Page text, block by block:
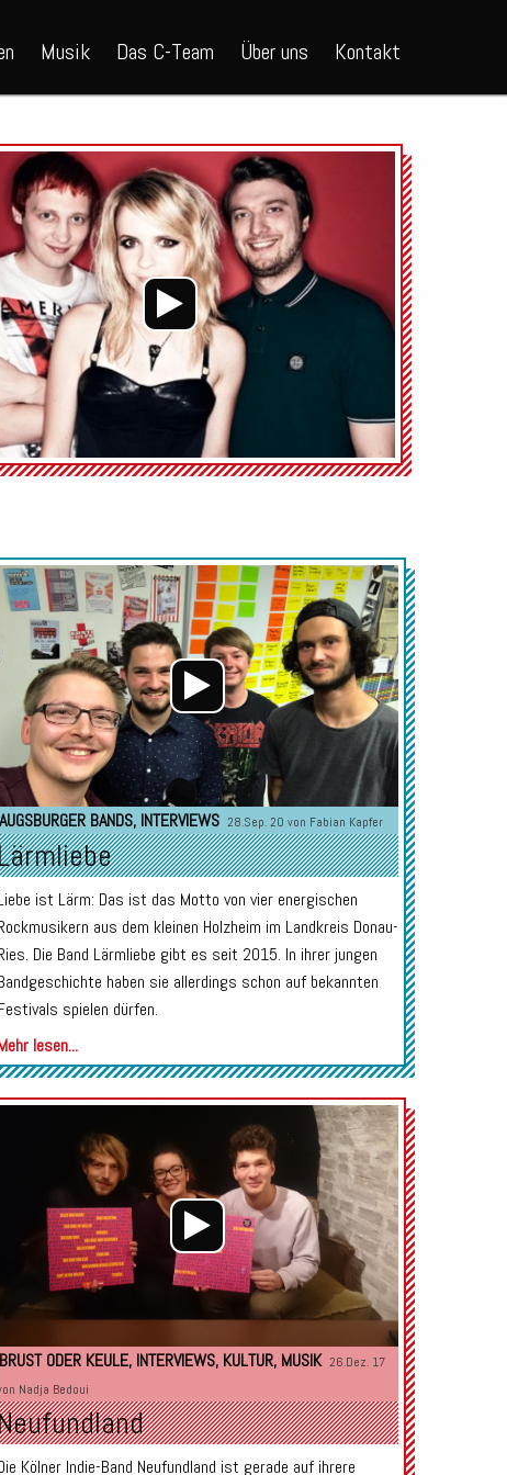
Musik Das C-Team Über uns Kontakt
Audio-
Player
Audio-
Player
AUGSBURGER BANDS, INTERVIEWS 28.Sep. 20 von Fabian Kapfer
ist Lärm: Das ist das Motto von vier energischen
aus dem kleinen Holzheim im Landkreis Donau-
Die Band Lärmliebe gibt es seit 2015. In ihrer jungen
haben sie allerdings schon auf bekannten
spielen dürfen.
lesen...
Audio-
Player
BRUST ODER KEULE, INTERVIEWS, KULTUR, MUSIK 26.Dez. 17
Nadja Bedoui
Kölner Indie-Band Neufundland ist gerade auf ihrere